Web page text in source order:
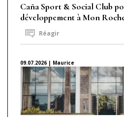
Caña Sport & Social Club
développement à Mon
Réagir
09.07.2026 | Maurice